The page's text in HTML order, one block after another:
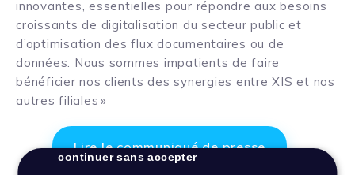
innovantes, essentielles pour répondre aux besoins
croissants de digitalisation du secteur public et
d’optimisation des flux documentaires ou de
données. Nous sommes impatients de faire
bénéficier nos clients des synergies entre XIS et nos
autres filiales »
Lire le communiqué de presse
continuer sans accepter